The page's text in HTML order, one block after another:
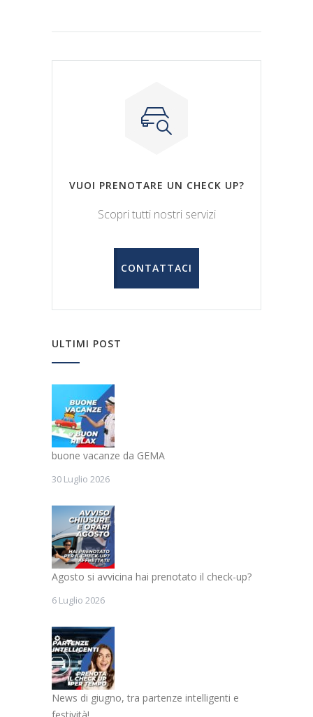
VUOI PRENOTARE UN CHECK UP?
Scopri tutti nostri servizi
CONTATTACI
ULTIMI POST
buone vacanze da GEMA
30 Luglio 2026
Agosto si avvicina hai prenotato il check-up?
6 Luglio 2026
News di giugno, tra partenze intelligenti e